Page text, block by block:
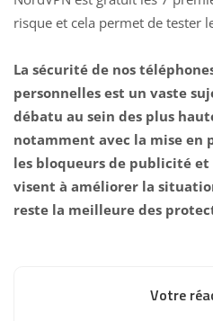
risque et cela permet de tester
La sécurité de nos
personnelles est un vaste
débatu au sein des plus
notamment avec la mise en
les bloqueurs de publicité
visent à améliorer la
reste la meilleure des
Votre